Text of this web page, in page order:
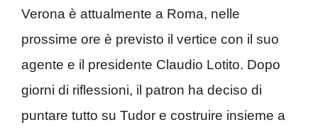
Verona è attualmente a Roma, nelle
prossime ore è previsto il vertice con il suo
agente e il presidente Claudio Lotito. Dopo
giorni di riflessioni, il patron ha deciso di
puntare tutto su Tudor e costruire insieme a